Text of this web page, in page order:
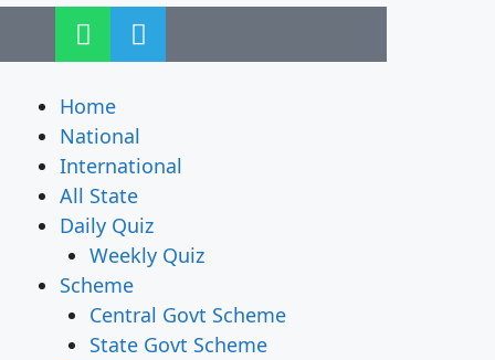
Home
National
International
All State
Daily Quiz
Weekly Quiz
Scheme
Central Govt Scheme
State Govt Scheme